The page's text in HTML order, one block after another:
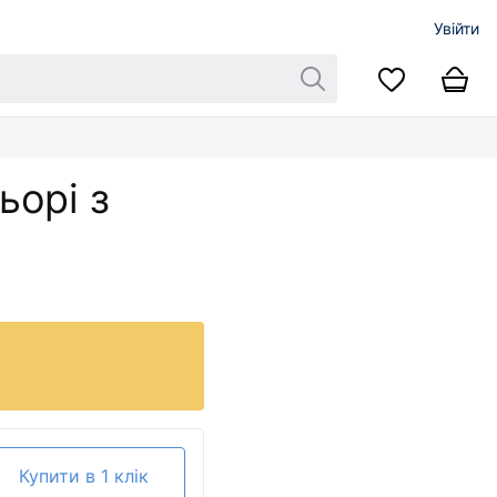
Увійти
з
Купити в 1 клік